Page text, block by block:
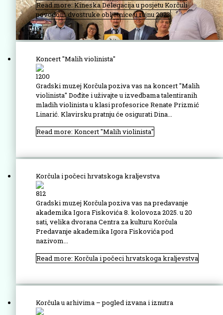
Read more: Kineska Delegacija u posjetu Korčuli
povodom dvostruke obljetnice u rujnu 2023
Koncert "Malih violinista"
1200
Gradski muzej Korčula poziva vas na koncert "Malih
violinista" Dođite i uživajte u izvedbama talentiranih
mladih violinista u klasi profesorice Renate Prizmić
Linarić. Klavirsku pratnju će osigurati Dina...
Read more: Koncert "Malih violinista"
Korčula i počeci hrvatskoga kraljevstva
812
Gradski muzej Korčula poziva vas na predavanje
akademika Igora Fiskovića 8. kolovoza 2025. u 20
sati, velika dvorana Centra za kulturu Korčula
Predavanje akademika Igora Fiskovića pod
nazivom...
Read more: Korčula i počeci hrvatskoga kraljevstva
Korčula u arhivima – pogled izvana i iznutra